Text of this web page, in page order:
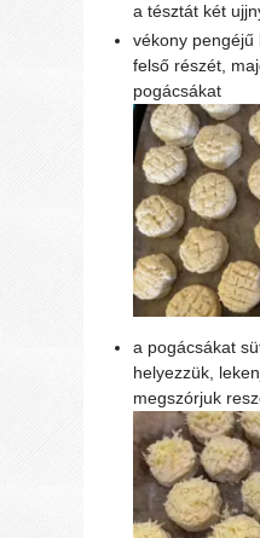
a tésztát két
vékony pengéjű
felső részét,
pogácsákat
a pogácsákat
helyezzük,
megszórjuk